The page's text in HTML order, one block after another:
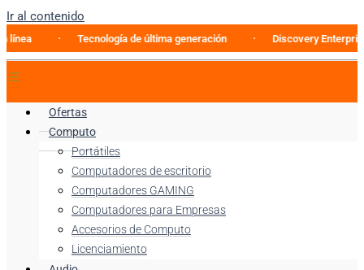
Ir al contenido
Tecnología de última generación Discovery Enterprise
Ofertas
Computo
Portátiles
Computadores de escritorio
Computadores GAMING
Computadores para Empresas
Accesorios de Computo
Licenciamiento